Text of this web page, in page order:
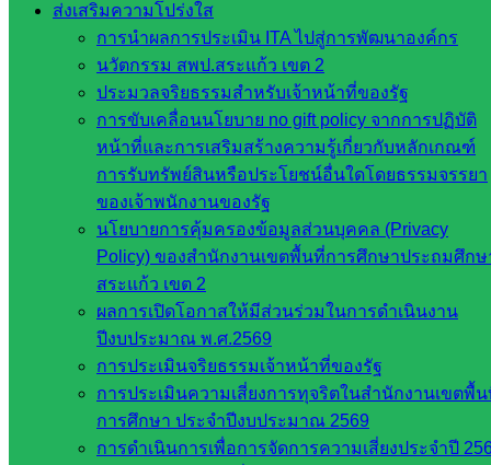
ส่งเสริมความโปร่งใส
การนำผลการประเมิน ITA ไปสู่การพัฒนาองค์กร
นวัตกรรม สพป.สระแก้ว เขต 2
ประมวลจริยธรรมสำหรับเจ้าหน้าที่ของรัฐ
การขับเคลื่อนนโยบาย no gift policy จากการปฏิบัติ
หน้าที่และการเสริมสร้างความรู้เกี่ยวกับหลักเกณฑ์
การรับทรัพย์สินหรือประโยชน์อื่นใดโดยธรรมจรรยา
ของเจ้าพนักงานของรัฐ
นโยบายการคุ้มครองข้อมูลส่วนบุคคล (Privacy
Policy) ของสำนักงานเขตพื้นที่การศึกษาประถมศึกษ
สระแก้ว เขต 2
ผลการเปิดโอกาสให้มีส่วนร่วมในการดำเนินงาน
ปีงบประมาณ พ.ศ.2569
การประเมินจริยธรรมเจ้าหน้าที่ของรัฐ
การประเมินความเสี่ยงการทุจริตในสำนักงานเขตพื้
การศึกษา ประจำปีงบประมาณ 2569
การดำเนินการเพื่อการจัดการความเสี่ยงประจำปี